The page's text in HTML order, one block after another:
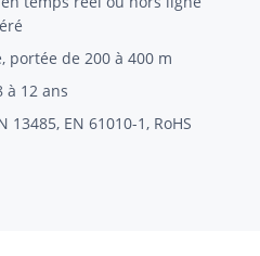
portée de 200 à 400 m
à 12 ans
13485, EN 61010-1, RoHS